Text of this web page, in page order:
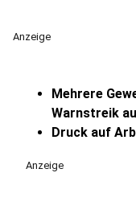
Anzeige
Mehrere
Warnstreik
Druck auf
Anzeige